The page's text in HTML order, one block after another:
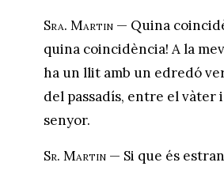
Sra. Martin — Quina
quina coincidència! A la
ha un llit amb un edredó
del passadís, entre el vàter
senyor.
Sr. Martin — Si que és